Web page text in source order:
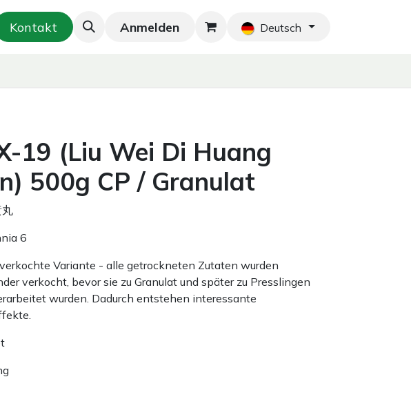
Zubereitungen Neu! Blog Home Shop
Kontakt Anmelden Deutsch
19 (Liu Wei Di Huang
500g CP / Granulat
6
Variante - alle getrockneten Zutaten wurden
verkocht, bevor sie zu Granulat und später zu Presslingen
wurden. Dadurch entstehen interessante